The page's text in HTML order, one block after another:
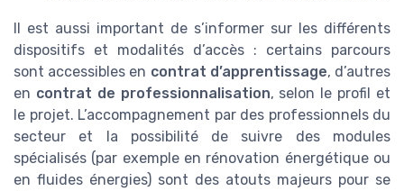
Il est aussi important de s’informer sur les différents
dispositifs et modalités d’accès : certains parcours
sont accessibles en contrat d’apprentissage, d’autres
en contrat de professionnalisation, selon le profil et
le projet. L’accompagnement par des professionnels du
secteur et la possibilité de suivre des modules
spécialisés (par exemple en rénovation énergétique ou
en fluides énergies) sont des atouts majeurs pour se